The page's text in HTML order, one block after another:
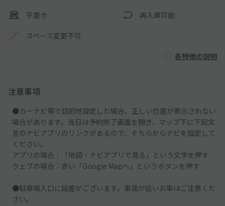
平置き 再入庫可能
スペース変更不可
各特徴の説明
注意事項
●カーナビ等で目的地設定した場合、正しい位置が表示されない
場合があります。当日は予約完了画面を開き、マップ下に下記文
言のナビアプリのリンクがあるので、そちらからナビを設定して
ください。
アプリの場合：「地図・ナビアプリで見る」という文字を押す
ウェブの場合：赤い「Google Mapへ」というボタンを押す
●駐車場入口に段差がございます。車高が低いお車はご注意くだ
さい。